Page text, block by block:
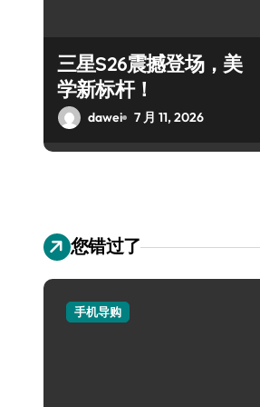
三星S26震撼登场，美
学新标杆！
dawei 7 月 11, 2026
您错过了
手机导购